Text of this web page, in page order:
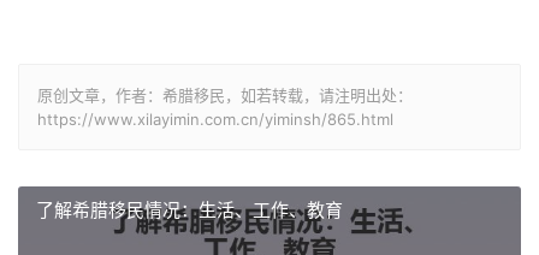
原创文章，作者：希腊移民，如若转载，请注明出处：
https://www.xilayimin.com.cn/yiminsh/865.html
了解希腊移民情况：生活、工作、教育